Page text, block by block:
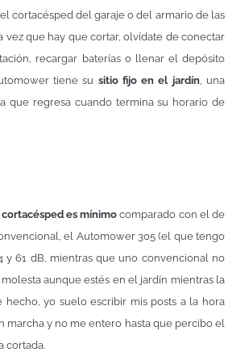
cortacésped del garaje o del armario de las
vez que hay que cortar, olvídate de conectar
recargar baterías o llenar el depósito
tiene su sitio fijo en el jardín, una
que regresa cuando termina su horario de
es mínimo comparado con el de
el Automower 305 (el que tengo
y 61 dB, mientras que uno convencional no
molesta aunque estés en el jardín mientras la
hecho, yo suelo escribir mis posts a la hora
marcha y no me entero hasta que percibo el
cortada.